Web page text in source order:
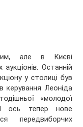
але в Києві
Останній
у столиці був
керування Леоніда
«молодої
ось тепер нове
передвиборчих